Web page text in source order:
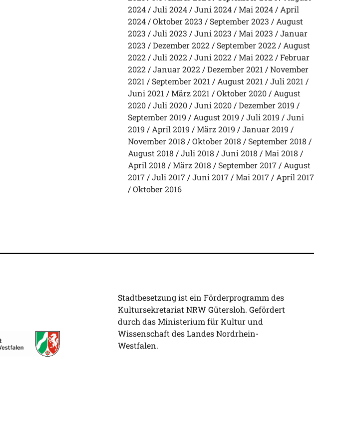
2024
Juli 2024 Juni 2024 Mai 2024
April
2024
Oktober 2023 September 2023
August
2023
Juli 2023 Juni 2023 Mai 2023
Januar
2023
Dezember 2022 September 2022
August
2022
Juli 2022 Juni 2022 Mai 2022
Februar
2022
Januar 2022 Dezember 2021
November
2021
September 2021 August 2021
Juli 2021
Juni 2021
März 2021 Oktober 2020
August
2020
Juli 2020 Juni 2020
Dezember 2019
September 2019
August 2019 Juli 2019
Juni
2019
April 2019 März 2019
Januar 2019
November 2018
Oktober 2018
September 2018
August 2018
Juli 2018 Juni 2018
Mai 2018
April 2018
März 2018 September 2017
August
2017
Juli 2017 Juni 2017 Mai 2017
April 2017
Oktober 2016
Stadtbesetzung ist ein Förderprogramm des
Kultursekretariat NRW Gütersloh. Gefördert
durch das Ministerium für Kultur und
Wissenschaft des Landes Nordrhein-
Westfalen.